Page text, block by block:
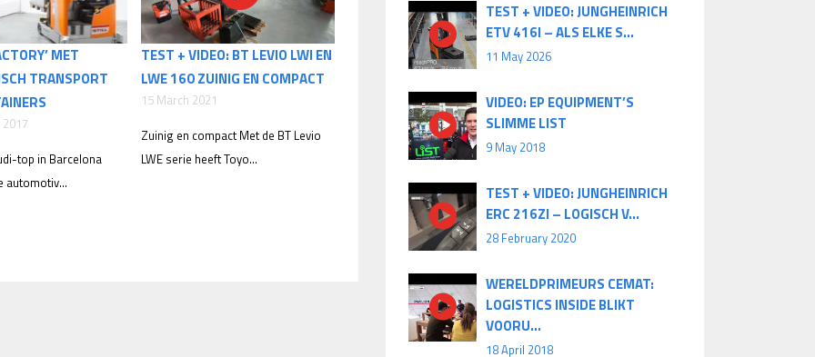
MET
TRANSPORT
top in Barcelona
automotiv...
TEST + VIDEO: BT LEVIO LWI EN
LWE 160 ZUINIG EN COMPACT
15 March 2021
Zuinig en compact Met de BT Levio
LWE serie heeft Toyo...
TEST + VIDEO: JUNGHEINRICH
ETV 416I – ALS ELKE S...
11 May 2026
VIDEO: EP EQUIPMENT’S
SLIMME LIST
9 May 2018
TEST + VIDEO: JUNGHEINRICH
ERC 216ZI – LOGISCH V...
28 February 2020
WERELDPRIMEURS CEMAT:
LOGISTICS INSIDE BLIKT
VOORU...
18 April 2018